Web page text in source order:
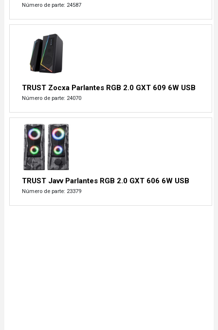
Número de parte: 24587
TRUST Zocxa Parlantes RGB 2.0 GXT 609 6W USB
Número de parte: 24070
TRUST Javv Parlantes RGB 2.0 GXT 606 6W USB
Número de parte: 23379